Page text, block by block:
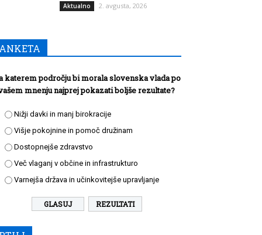
Aktualno 2. avgusta, 2026
katerem področju bi morala slovenska vlada po
mnenju najprej pokazati boljše rezultate?
Nižji davki in manj birokracije
Višje pokojnine in pomoč družinam
Dostopnejše zdravstvo
Več vlaganj v občine in infrastrukturo
Varnejša država in učinkovitejše upravljanje
REZULTATI